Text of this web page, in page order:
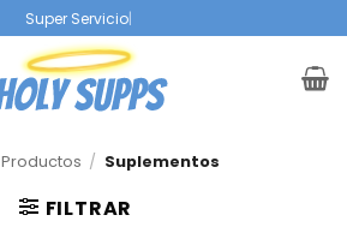
|
Productos / Suplementos
FILTRAR